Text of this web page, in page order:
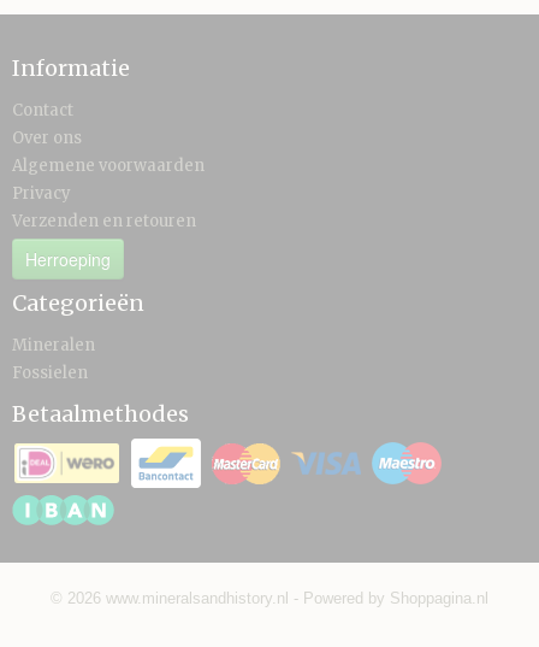
Informatie
Contact
Over ons
Algemene voorwaarden
Privacy
Verzenden en retouren
Herroeping
Categorieën
Mineralen
Fossielen
Betaalmethodes
© 2026 www.mineralsandhistory.nl - Powered by Shoppagina.nl